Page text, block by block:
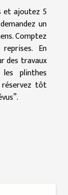
et ajoutez 5
un
Comptez
En
des travaux
plinthes
tôt